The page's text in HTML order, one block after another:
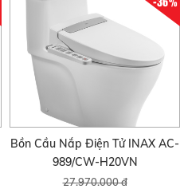
Bồn Cầu Nắp Điện Tử INAX AC-
989/CW-H20VN
27.970.000 đ